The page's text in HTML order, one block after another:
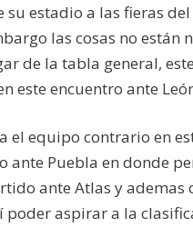
su estadio a las fieras
las cosas no
de la tabla general,
este encuentro ante
el equipo contrario en
Puebla en donde
ante Atlas y
poder aspirar a la